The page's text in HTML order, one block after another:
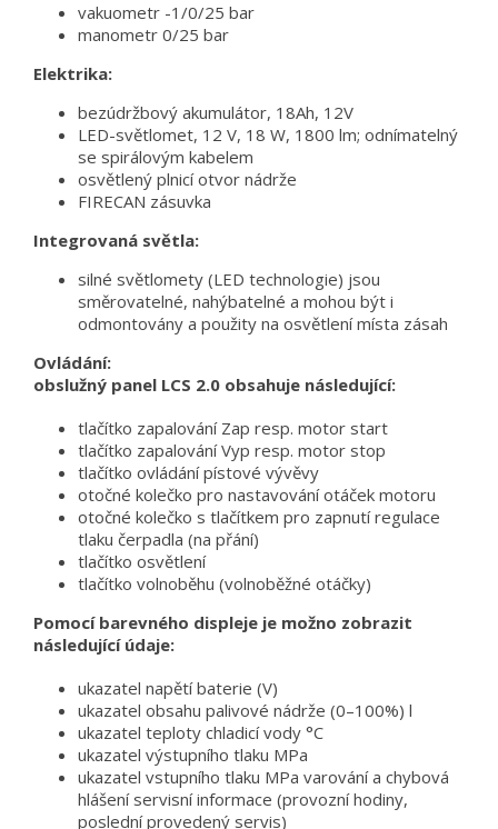
vakuometr -1/0/25 bar
manometr 0/25 bar
Elektrika:
bezúdržbový akumulátor, 18Ah, 12V
LED-světlomet, 12 V, 18 W, 1800 lm; odnímatelný
se spirálovým kabelem
osvětlený plnicí otvor nádrže
FIRECAN zásuvka
Integrovaná světla:
silné světlomety (LED technologie) jsou
směrovatelné, nahýbatelné a mohou být i
odmontovány a použity na osvětlení místa zásah
Ovládání:
obslužný panel LCS 2.0 obsahuje následující:
tlačítko zapalování Zap resp. motor start
tlačítko zapalování Vyp resp. motor stop
tlačítko ovládání pístové vývěvy
otočné kolečko pro nastavování otáček motoru
otočné kolečko s tlačítkem pro zapnutí regulace
tlaku čerpadla (na přání)
tlačítko osvětlení
tlačítko volnoběhu (volnoběžné otáčky)
Pomocí barevného displeje je možno zobrazit
následující údaje:
ukazatel napětí baterie (V)
ukazatel obsahu palivové nádrže (0–100%) l
ukazatel teploty chladicí vody °C
ukazatel výstupního tlaku MPa
ukazatel vstupního tlaku MPa varování a chybová
hlášení servisní informace (provozní hodiny,
poslední provedený servis)